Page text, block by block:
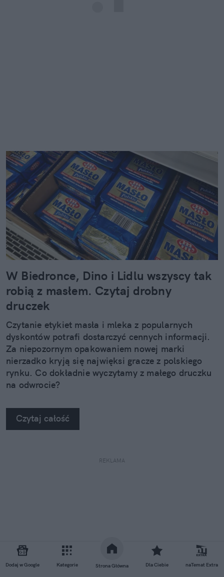
Dodaj w Google Kategorie Strona Główna Dla Ciebie naTemat Extra
W Biedronce, Dino i Lidlu wszyscy tak
robią z masłem. Czytaj drobny
druczek
Czytanie etykiet masła i mleka z popularnych
dyskontów potrafi dostarczyć cennych informacji.
Za niepozornym opakowaniem nowej marki
nierzadko kryją się najwięksi gracze z polskiego
rynku. Co dokładnie wyczytamy z małego druczku
na odwrocie?
Czytaj całość
REKLAMA